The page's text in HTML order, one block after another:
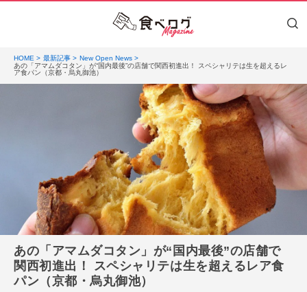
HOME 最新記事
New Open News
あの「アマムダコタン」が“国内最後”の店舗で関西初進出！ スペシャリテは生を超えるレ
ア食パン（京都・烏丸御池）
あの「アマムダコタン」が“国内最後”の店舗で
関西初進出！ スペシャリテは生を超えるレア食
パン（京都・烏丸御池）